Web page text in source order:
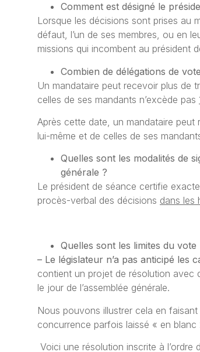
Comment est désigné le
Lorsque les décisions sont prises au
défaut, l’un de ses membres, ou en
missions qui incombent au président
Combien de délégations de
Un mandataire peut recevoir plus de
celles de ses mandants n’excède pas
Après cette date, un mandataire
lui-même et de celles de ses
Quelles sont les modalités de
générale ?
Le président de séance certifie
procès-verbal des décisions dans les
Quelles sont les limites du
– Le législateur n’a pas anticipé les
contient un projet de résolution avec
le jour de l’assemblée générale.
Nous pouvons illustrer cela en
concurrence parfois laissé « en
Voici une résolution inscrite à